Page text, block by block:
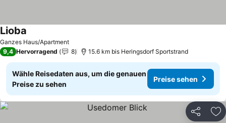
Ganzes Haus/Apartment
Lioba
9,4 Hervorragend 8 15.6 km bis Heringsdorf Sportstrand
Wähle Reisedaten aus, um die genauen
Preise zu sehen
Preise sehen
Teilen